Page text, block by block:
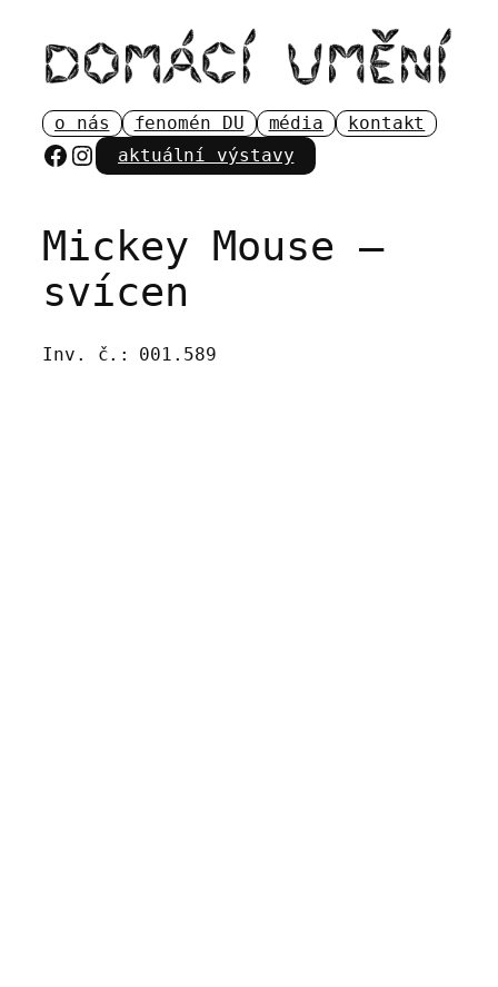
obsah
o nás fenomén DU média kontakt
Facebook
Instagram
aktuální výstavy
Mickey Mouse –
svícen
Inv. č.: 001.589